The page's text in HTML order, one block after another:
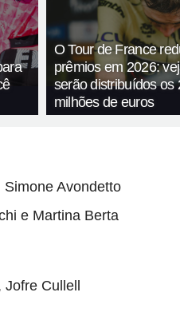
O Tour de France
prêmios em 2026:
serão distribuídos os
milhões de euros
Avondetto
e Martina Berta
Cullell